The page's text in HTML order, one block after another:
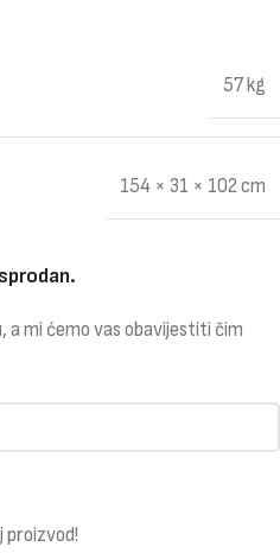
57 kg
154 × 31 × 102 cm
a mi ćemo vas obavijestiti čim
proizvod!